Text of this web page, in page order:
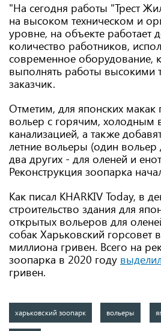
"На сегодня работы "Трест
на высоком техническом и
уровне, на объекте работает
количество работников,
современное оборудование,
выполнять работы высокими
заказчик.
Отметим, для японских макак
вольер с горячим, холодным
канализацией, а также
летние вольеры (один вольер
два других - для оленей и
Реконструкция зоопарка
Как писал KHARKIV Today, в
строительство здания для
открытых вольеров для
собак Харьковский горсовет
миллиона гривен. Всего на
зоопарка в 2020 году
гривен.
харьковский зоопарк вольеры